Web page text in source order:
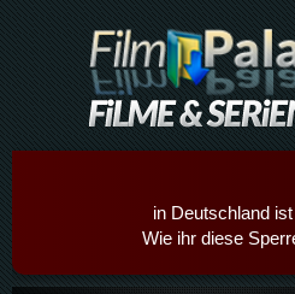
in Deutschland
Wie ihr diese